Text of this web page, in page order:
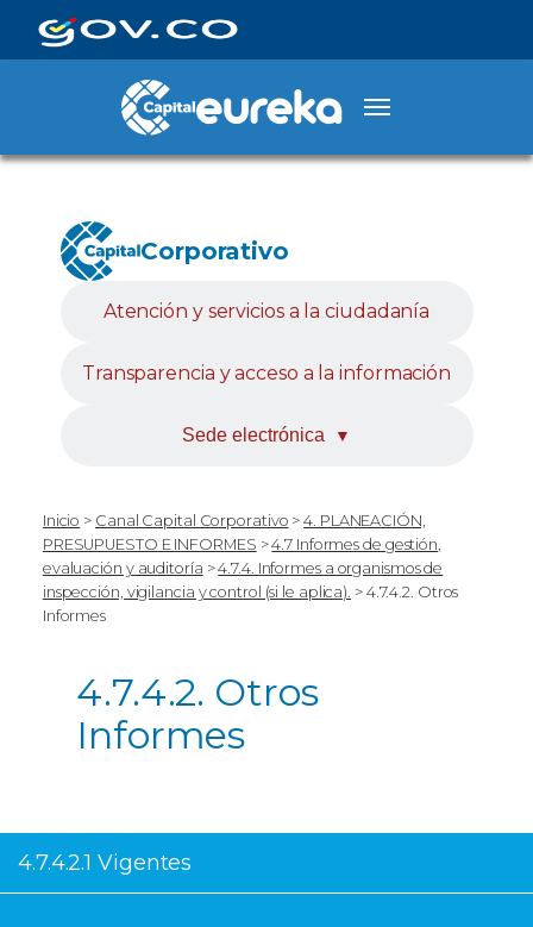
Corporativo
Atención y servicios a la ciudadanía
Transparencia y acceso a la información
Sede electrónica ▼
Inicio > Canal Capital Corporativo >4. PLANEACIÓN,
PRESUPUESTO E INFORMES >4.7 Informes de gestión,
evaluación y auditoría >4.7.4. Informes a organismos de
inspección, vigilancia y control (si le aplica). > 4.7.4.2. Otros
Informes
4.7.4.2. Otros
Informes
4.7.4.2.1 Vigentes